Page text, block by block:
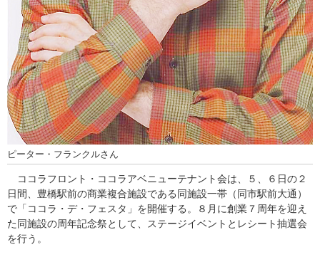
ピーター・フランクルさん
ココラフロント・ココラアベニューテナント会は、５、６日の２
日間、豊橋駅前の商業複合施設である同施設一帯（同市駅前大通）
で「ココラ・デ・フェスタ」を開催する。８月に創業７周年を迎え
た同施設の周年記念祭として、ステージイベントとレシート抽選会
を行う。